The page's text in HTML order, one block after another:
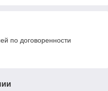
по договоренности